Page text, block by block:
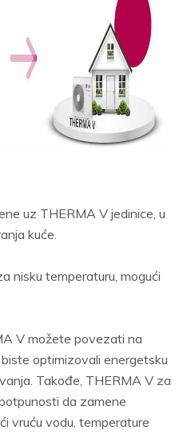
uz THERMA V jedinice, u
kuće.
nisku temperaturu, mogući
V možete povezati na
optimizovali energetsku
Takođe, THERMA V za
da zamene
vruću vodu, temperature